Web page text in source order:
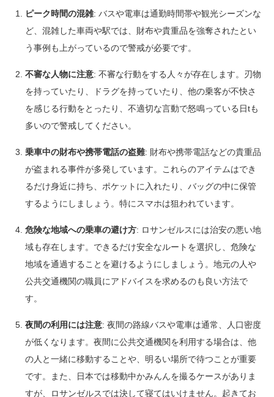
ピーク時間の混雑: バスや電車は通勤時間帯や観光シーズンな
ど、混雑した車両や駅では、財布や貴重品を強奪されたとい
う事例も上がっているので警戒が必要です。
不審な人物に注意: 不審な行動をする人々が存在します。刃物
を持っていたり、ドラグを持っていたり、他の乗客が不快さ
を感じる行動をとったり、不適切な言動で怒鳴っている日tも
多いので警戒してください。
乗車中の財布や携帯電話の盗難: 財布や携帯電話などの貴重品
が盗まれる事件が多発しています。これらのアイテムはでき
るだけ身近に持ち、ポケットに入れたり、バッグの中に保管
するようにしましょう。特にスマホは狙われています。
危険な地域への乗車の避け方: ロサンゼルスには治安の悪い地
域も存在します。できるだけ安全なルートを選択し、危険な
地域を通過することを避けるようにしましょう。地元の人や
公共交通機関の職員にアドバイスを求めるのも良い方法で
す。
夜間の利用には注意: 夜間の路線バスや電車は通常、人口密度
が低くなります。夜間に公共交通機関を利用する場合は、他
の人と一緒に移動することや、明るい場所で待つことが重要
です。また、日本では移動中かみんんを撮るケースがありま
すが、ロサンゼルスでは決して寝てはいけません。起きてお